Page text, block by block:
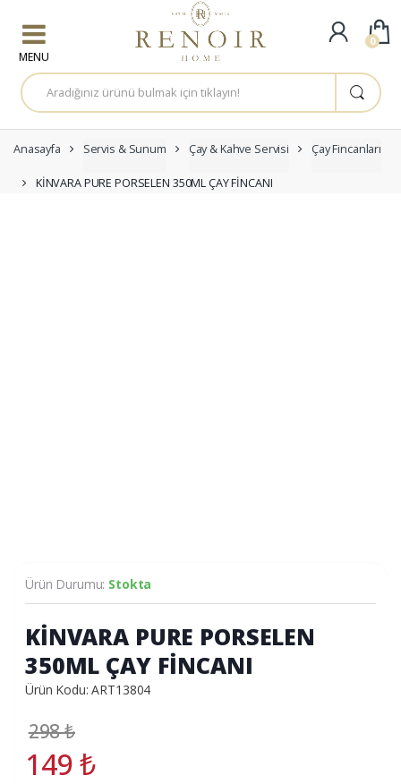
A
r
a
a
:
Anasayfa Servis & Sunum Çay & Kahve Servisi Çay Fincanları
KİNVARA PURE PORSELEN 350ML ÇAY FİNCANI
Ürün Durumu: Stokta
KİNVARA PURE PORSELEN
350ML ÇAY FİNCANI
Ürün Kodu: ART13804
298₺
149₺
0